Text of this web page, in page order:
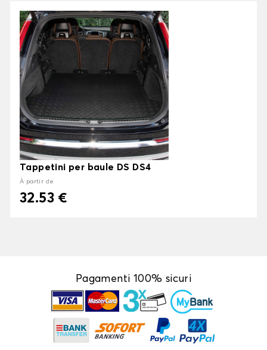
Tappetini per baule DS DS4
À partir de
32.53 €
Pagamenti 100% sicuri